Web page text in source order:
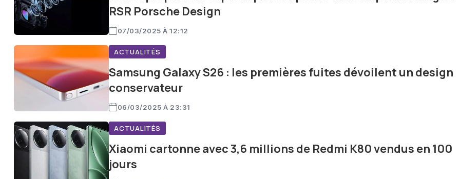
RSR Porsche Design
07/03/2025 À 12:12
ACTUALITÉS
Samsung Galaxy S26 : les premières fuites dévoilent un design
conservateur
06/03/2025 À 23:31
ACTUALITÉS
Xiaomi cartonne avec 3,6 millions de Redmi K80 vendus en 100
jours